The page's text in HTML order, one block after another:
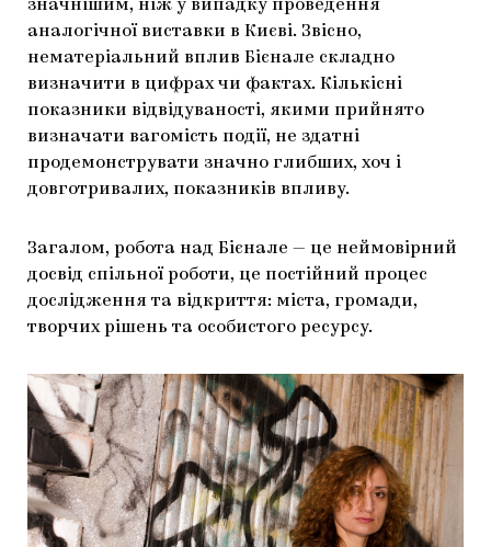
значнішим, ніж у випадку проведення
аналогічної виставки в Києві. Звісно,
нематеріальний вплив Бієнале складно
визначити в цифрах чи фактах. Кількісні
показники відвідуваності, якими прийнято
визначати вагомість події, не здатні
продемонструвати значно глибших, хоч і
довготривалих, показників впливу.
Загалом, робота над Бієнале — це неймовірний
досвід спільної роботи, це постійний процес
дослідження та відкриття: міста, громади,
творчих рішень та особистого ресурсу.